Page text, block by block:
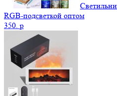
RGB-подсветкой оптом
350. p